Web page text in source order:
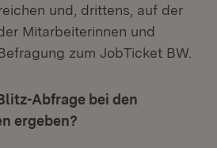
und, drittens, auf der
Mitarbeiterinnen und
zum JobTicket BW.
Abfrage bei den
ergeben?